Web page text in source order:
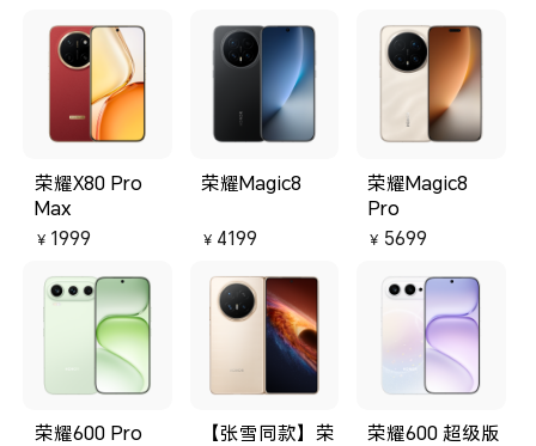
出姿态不要让我这个你后圈的粉丝
失望哦，加油加油。。。
荣耀X80 Pro
Max
￥ 1999
荣耀Magic8
￥ 4199
荣耀Magic8
Pro
￥ 5699
荣耀600 Pro
【张雪同款】荣
荣耀600 超级版